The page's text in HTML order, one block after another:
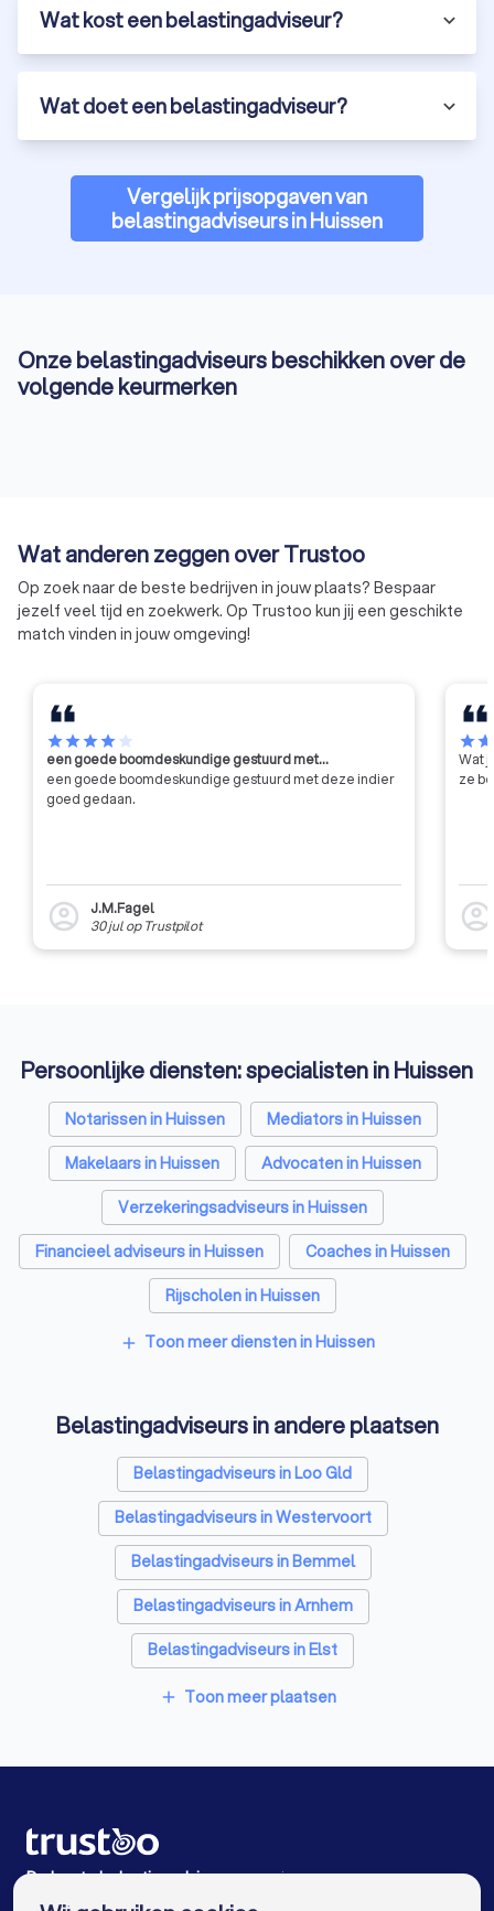
Wat kost een belastingadviseur?
Wat doet een belastingadviseur?
Vergelijk prijsopgaven van
belastingadviseurs in Huissen
Onze belastingadviseurs beschikken over de
volgende keurmerken
Wat anderen zeggen over Trustoo
Op zoek naar de beste bedrijven in jouw plaats? Bespaar
jezelf veel tijd en zoekwerk. Op Trustoo kun jij een geschikte
match vinden in jouw omgeving!
starstarstarstarstar
een goede boomdeskundige gestuurd met…
een goede boomdeskundige gestuurd met deze indier
goed gedaan.
account_circle
J.M.Fagel
30 julop Trustpilot
starstar
Wat
ze
account_circle
Persoonlijke diensten: specialisten in Huissen
Notarissen in Huissen
Mediators in Huissen
Makelaars in Huissen
Advocaten in Huissen
Verzekeringsadviseurs in Huissen
Financieel adviseurs in Huissen
Coaches in Huissen
Rijscholen in Huissen
Relatietherapeuten in Huissen
Hypotheekadviseurs in Huissen
Personal trainers in Huissen
Diëtisten in Huissen
add Toon meer diensten in Huissen
Belastingadviseurs in andere plaatsen
Belastingadviseurs in Loo Gld
Belastingadviseurs in Westervoort
Belastingadviseurs in Bemmel
Belastingadviseurs in Arnhem
Belastingadviseurs in Elst
Belastingadviseurs in Velp (GE)
Belastingadviseurs in Rozendaal
add Toon meer plaatsen
De beste belastingadviseurs voor jou